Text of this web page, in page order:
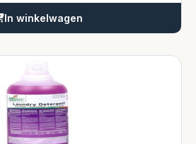
In winkelwagen